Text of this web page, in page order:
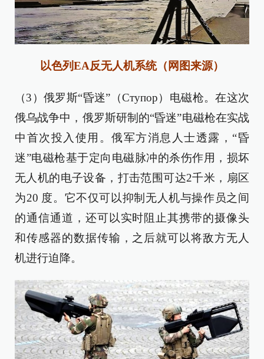
以色列EA反无人机系统（网图来源）
（3）俄罗斯“昏迷”（Ступор）电磁枪。在这次
俄乌战争中，俄罗斯研制的“昏迷”电磁枪在实战
中首次投入使用。俄军方消息人士透露，“昏
迷”电磁枪基于定向电磁脉冲的杀伤作用，损坏
无人机的电子设备，打击范围可达2千米，扇区
为20 度。它不仅可以抑制无人机与操作员之间
的通信通道，还可以实时阻止其携带的摄像头
和传感器的数据传输，之后就可以将敌方无人
机进行迫降。